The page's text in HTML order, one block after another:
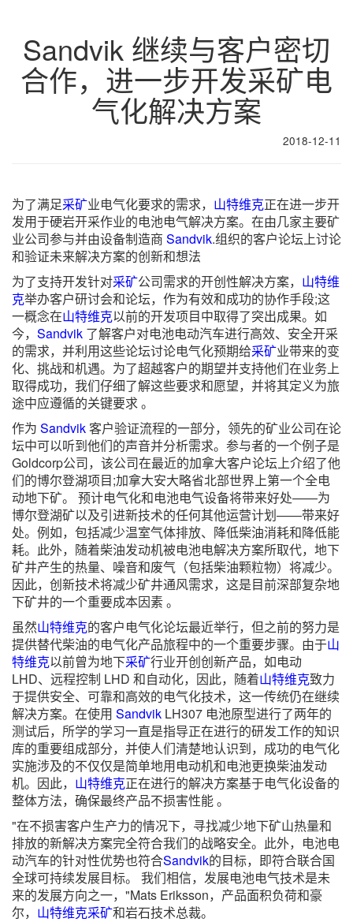
Sandvik 继续与客户密切
合作，进一步开发采矿电
气化解决方案
2018-12-11
为了满足采矿业电气化要求的需求， 山特维克正在进一步开
发用于硬岩开采作业的电池电气解决方案。在由几家主要矿
业公司参与并由设备制造商 Sandvik.组织的客户论坛上讨论
和验证未来解决方案的创新和想法
为了支持开发针对采矿公司需求的开创性解决方案， 山特维
克举办客户研讨会和论坛，作为有效和成功的协作手段;这
一概念在山特维克以前的开发项目中取得了突出成果。如
今， Sandvik 了解客户对电池电动汽车进行高效、安全开采
的需求，并利用这些论坛讨论电气化预期给采矿业带来的变
化、挑战和机遇。为了超越客户的期望并支持他们在业务上
取得成功，我们仔细了解这些要求和愿望，并将其定义为旅
途中应遵循的关键要求 。
作为 Sandvik客户验证流程的一部分，领先的矿业公司在论
坛中可以听到他们的声音并分析需求。参与者的一个例子是
Goldcorp公司，该公司在最近的加拿大客户论坛上介绍了他
们的博尔登湖项目;加拿大安大略省北部世界上第一个全电
动地下矿。 预计电气化和电池电气设备将带来好处——为
博尔登湖矿以及引进新技术的任何其他运营计划——带来好
处。例如，包括减少温室气体排放、降低柴油消耗和降低能
耗。此外，随着柴油发动机被电池电解决方案所取代，地下
矿井产生的热量、噪音和废气（包括柴油颗粒物）将减少。
因此，创新技术将减少矿井通风需求，这是目前深部复杂地
下矿井的一个重要成本因素 。
虽然山特维克的客户电气化论坛最近举行，但之前的努力是
提供替代柴油的电气化产品旅程中的一个重要步骤。由于山
特维克以前曾为地下采矿行业开创创新产品，如电动
LHD、远程控制 LHD 和自动化，因此，随着山特维克致力
于提供安全、可靠和高效的电气化技术，这一传统仍在继续
解决方案。在使用 Sandvik LH307 电池原型进行了两年的
测试后，所学的学习一直是指导正在进行的研发工作的知识
库的重要组成部分，并使人们清楚地认识到，成功的电气化
实施涉及的不仅仅是简单地用电动机和电池更换柴油发动
机。因此， 山特维克正在进行的解决方案基于电气化设备的
整体方法，确保最终产品不损害性能 。
"在不损害客户生产力的情况下，寻找减少地下矿山热量和
排放的新解决方案完全符合我们的战略安全。此外，电池电
动汽车的针对性优势也符合Sandvik的目标，即符合联合国
全球可持续发展目标。 我们相信，发展电池电气技术是未
来的发展方向之一，"Mats Eriksson，产品面积负荷和豪
尔， 山特维克采矿和岩石技术总裁。